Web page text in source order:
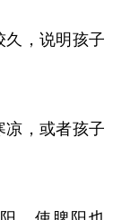
久，说明孩子
凉，或者孩子